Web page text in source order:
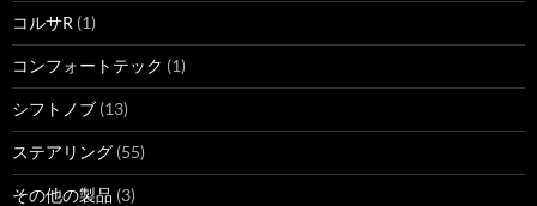
コルサR (1)
コンフォートテック (1)
シフトノブ (13)
ステアリング (55)
その他の製品 (3)